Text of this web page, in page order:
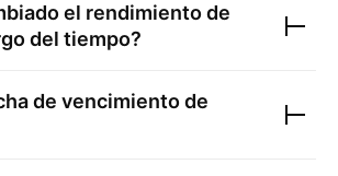
el rendimiento de
del tiempo?
de vencimiento de